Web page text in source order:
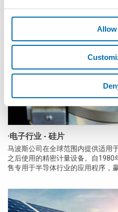
·电子行业 - 硅片
马波斯公司在全球范围内提供适用
之后使用的精密计量设备。自1980
售专用于半导体行业的应用程序，